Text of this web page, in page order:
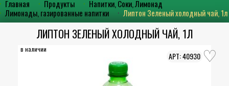
Главная Продукты
Напитки, Соки, Лимонад
Лимонады, газированные напитки
Липтон Зеленый холодный чай, 1л
ЛИПТОН ЗЕЛЕНЫЙ ХОЛОДНЫЙ ЧАЙ, 1Л
в наличии
40930